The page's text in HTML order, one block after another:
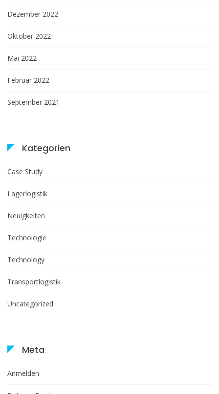
Dezember 2022
Oktober 2022
Mai 2022
Februar 2022
September 2021
Kategorien
Case Study
Lagerlogistik
Neuigkeiten
Technologie
Technology
Transportlogistik
Uncategorized
Meta
Anmelden